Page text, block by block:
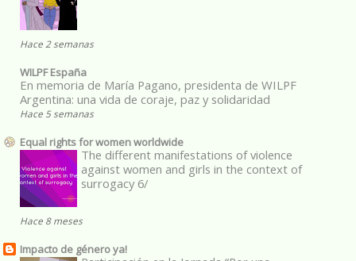
Hace 2 semanas
WILPF España
En memoria de María Pagano, presidenta de WILPF
Argentina: una vida de coraje, paz y solidaridad
Hace 5 semanas
Equal rights for women worldwide
The different manifestations of violence
against women and girls in the context of
surrogacy 6/
Hace 8 meses
Impacto de género ya!